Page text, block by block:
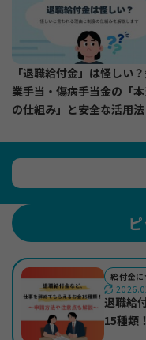
「退職給付金」は怪しい
業手当・傷病手当金の「本
の仕組み」と安全な活用法
給付金に
退職給
15種類